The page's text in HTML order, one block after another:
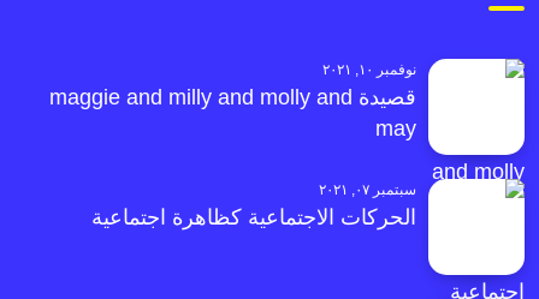
نوفمبر ١٠, ٢٠٢١
قصيدة maggie and milly and molly and
may
سبتمبر ٠٧, ٢٠٢١
الحركات الاجتماعية كظاهرة اجتماعية